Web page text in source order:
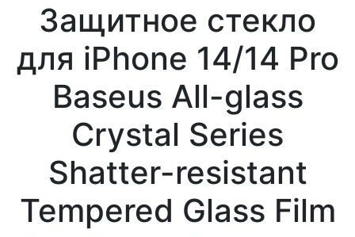
Защитное стекло
для iPhone 14/14 Pro
Baseus All-glass
Crystal Series
Shatter-resistant
Tempered Glass Film